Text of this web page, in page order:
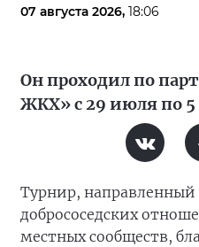
07 августа 2026, 18:06
Он проходил по
ЖКХ» с 29 июля по 5
Турнир, направленный
добрососедских
местных сообществ,